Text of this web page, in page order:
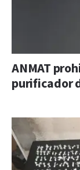
ANMAT
purificador